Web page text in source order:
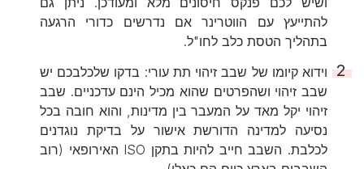
להתייעץ עם הווטרינר אם נדרשים כדורי הרגעה
בתהליך הטסת כלב לחו"ל.
וידוא קיומו של שבב זיהוי תת עורי: בדקו שלכלבכם יש
שבב זיהוי ושהפרטים שהוא מכיל הינם עדכניים. שבב
זיהוי יקל מאד על המעבר בין מדינות, והוא חובה בכל
נסיעה למדינה הדורשת אישור על בדיקת נוגדנים
לכלבת. השבב חייב להיות בתקן ISO האירופאי (רוב